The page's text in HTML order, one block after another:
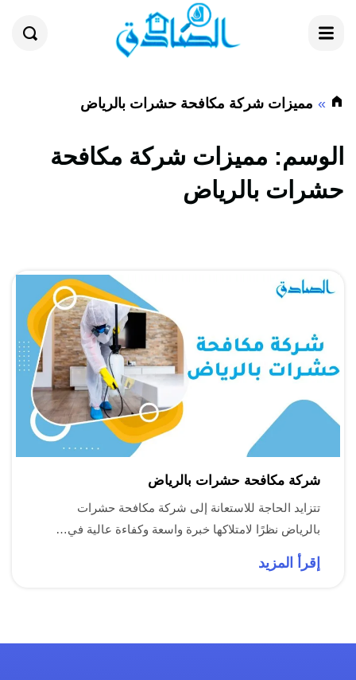
مميزات شركة مكافحة حشرات بالرياض
الوسم: مميزات شركة مكافحة
حشرات بالرياض
شركة مكافحة حشرات بالرياض
تتزايد الحاجة للاستعانة إلى شركة مكافحة حشرات
بالرياض نظرًا لامتلاكها خبرة واسعة وكفاءة عالية في…
إقرأ المزيد